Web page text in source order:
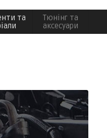
та
Тюнінг та
аксесуари